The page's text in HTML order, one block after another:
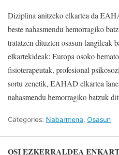
Diziplina anitzeko elkartea da
beste nahasmendu hemorragiko
tratatzen dituzten osasun-langileak
elkartekideak: Europa osoko
fisioterapeutak, profesional
sortu zenetik, EAHAD elkartea
nahasmendu hemorragiko batzuk
Categories: Nabarmena, Osasun
OSI EZKERRALDEA